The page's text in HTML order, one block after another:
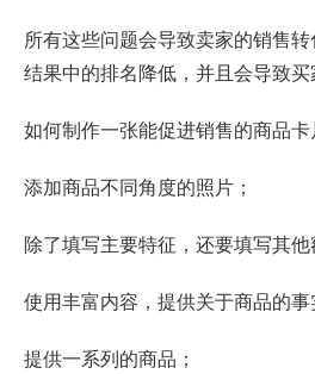
所有这些问题会导致卖家的销售
结果中的排名降低，并且会导致买
如何制作一张能促进销售的商品卡
添加商品不同角度的照片；
除了填写主要特征，还要填写其他
使用丰富内容，提供关于商品的事
提供一系列的商品；